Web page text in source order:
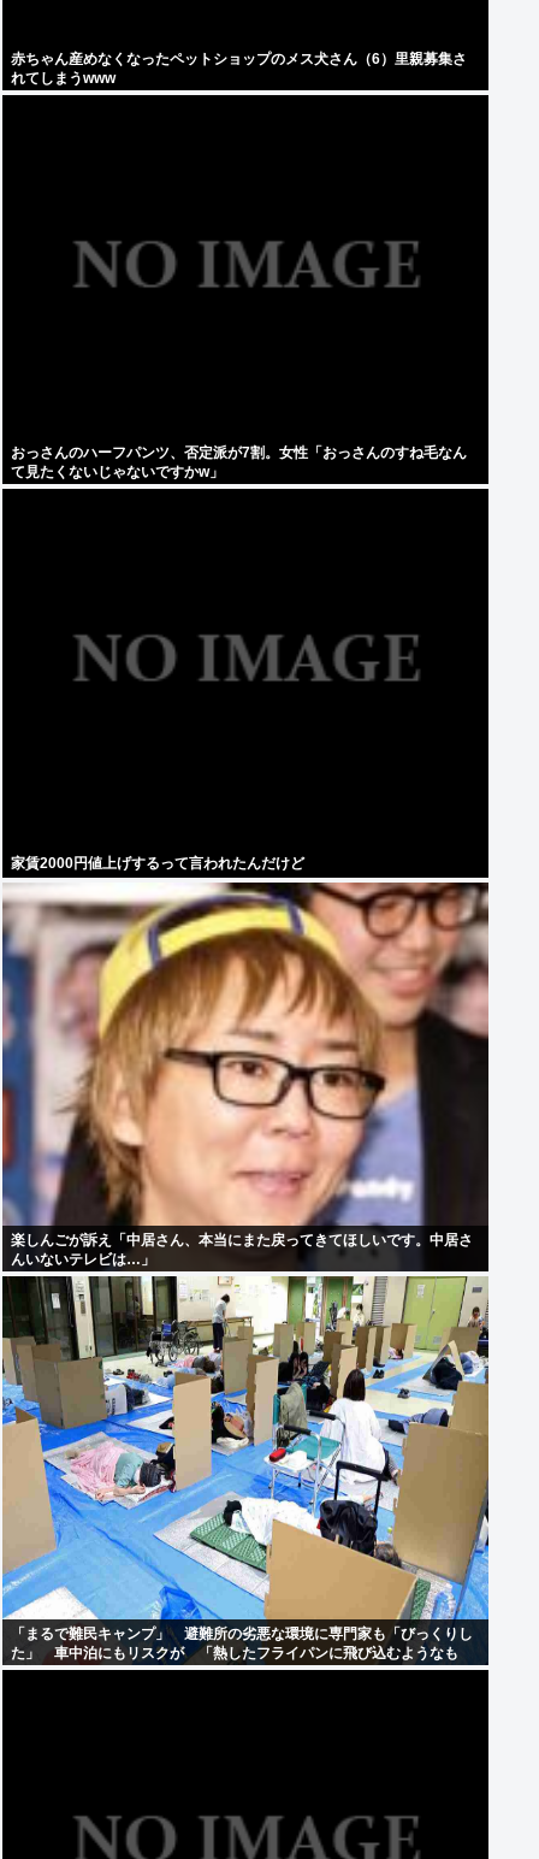
赤ちゃん産めなくなったペットショップのメス犬さん（6）里親募集さ
れてしまうwww
おっさんのハーフパンツ、否定派が7割。女性「おっさんのすね毛なん
て見たくないじゃないですかw」
家賃2000円値上げするって言われたんだけど
楽しんごが訴え「中居さん、本当にまた戻ってきてほしいです。中居さ
んいないテレビは…」
「まるで難民キャンプ」 避難所の劣悪な環境に専門家も「びっくりし
た」 車中泊にもリスクが 「熱したフライパンに飛び込むようなも
の」